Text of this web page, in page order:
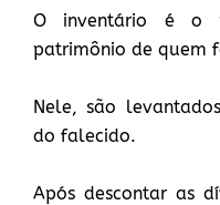
O inventário é o
patrimônio de quem
Nele, são
do falecido.
Após descontar as